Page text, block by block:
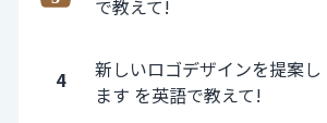
で教えて!
4
新しいロゴデザインを提案し
ます を英語で教えて!